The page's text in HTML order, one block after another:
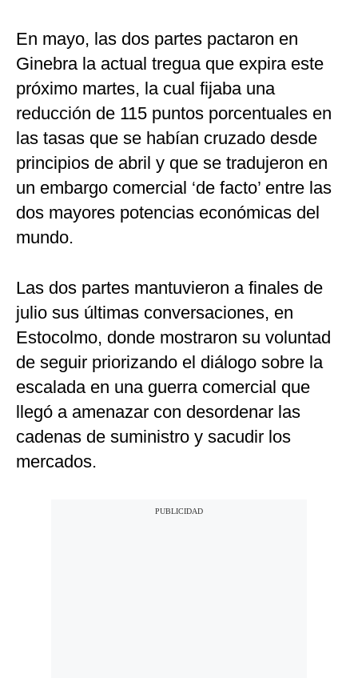
En mayo, las dos partes pactaron en
Ginebra la actual tregua que expira este
próximo martes, la cual fijaba una
reducción de 115 puntos porcentuales en
las tasas que se habían cruzado desde
principios de abril y que se tradujeron en
un embargo comercial ‘de facto’ entre las
dos mayores potencias económicas del
mundo.
Las dos partes mantuvieron a finales de
julio sus últimas conversaciones, en
Estocolmo, donde mostraron su voluntad
de seguir priorizando el diálogo sobre la
escalada en una guerra comercial que
llegó a amenazar con desordenar las
cadenas de suministro y sacudir los
mercados.